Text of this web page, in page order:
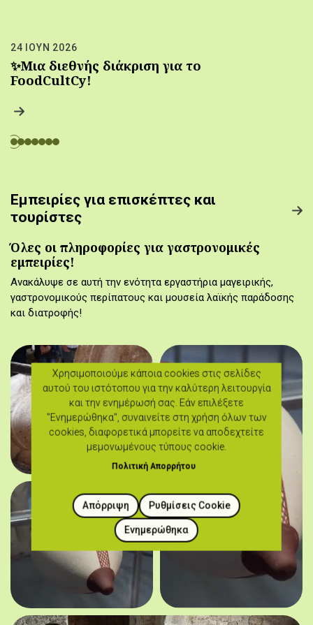
24 ΙΟΥΝ 2026
✨Μια διεθνής διάκριση για το
FoodCultCy!
Εμπειρίες για επισκέπτες και
τουρίστες
Όλες οι πληροφορίες για γαστρονομικές
εμπειρίες!
Ανακάλυψε σε αυτή την ενότητα εργαστήρια μαγειρικής,
γαστρονομικούς περίπατους και μουσεία λαϊκής παράδοσης
και διατροφής!
Χρησιμοποιούμε κάποια cookies στις σελίδες
αυτού του ιστότοπου για την καλύτερη λειτουργία
και την ενημέρωσή σας. Εάν επιλέξετε
"Ενημερώθηκα", συναινείτε στη χρήση όλων των
cookies, διαφορετικά μπορείτε να αποδεχτείτε
μεμονωμένους τύπους cookie.
Πολιτική Απορρήτου
Ρυθμίσεις Cookie
Απόρριψη
Ενημερώθηκα